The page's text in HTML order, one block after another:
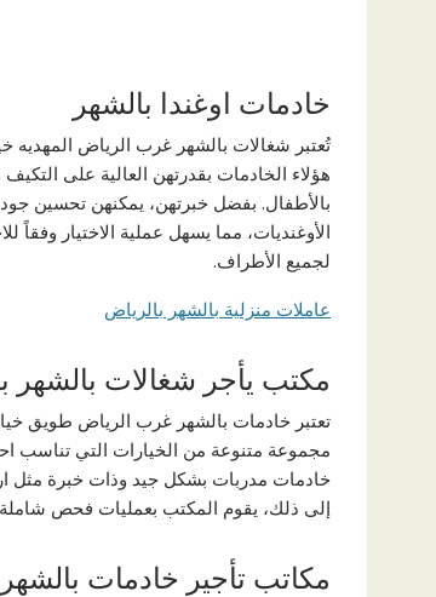
خادمات اوغندا بالشهر
تُعتبر شغالات بالشهر غرب الرياض المهديه
هؤلاء الخادمات بقدرتهن العالية على
بالأطفال. بفضل خبرتهن، يمكنهن تحسين
الأوغنديات، مما يسهل عملية الاختيار وفقاً
لجميع الأطراف.
عاملات منزلية بالشهر بالرياض
مكتب يأجر شغالات بالشهر
تعتبر خادمات بالشهر غرب الرياض طويق
مجموعة متنوعة من الخيارات التي تناسب
خادمات مدربات بشكل جيد وذات خبرة مثل
إلى ذلك، يقوم المكتب بعمليات فحص شاملة
مكاتب تأجير خادمات